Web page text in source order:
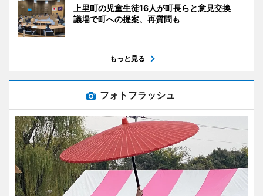
上里町の児童生徒16人が町長らと意見交換
議場で町への提案、再質問も
もっと見る
フォトフラッシュ